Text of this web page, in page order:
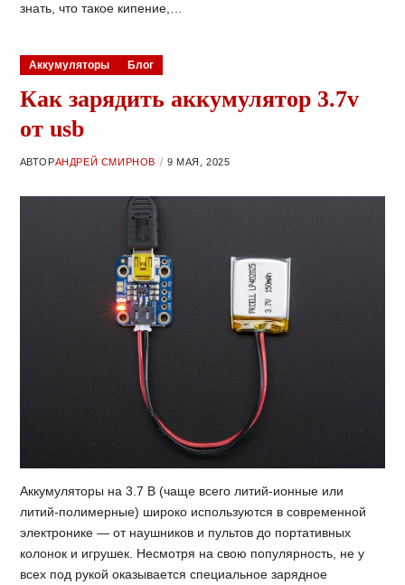
знать, что такое кипение,…
Аккумуляторы Блог
Как зарядить аккумулятор 3.7v
от usb
АВТОРАНДРЕЙ СМИРНОВ 9 МАЯ, 2025
Аккумуляторы на 3.7 В (чаще всего литий-ионные или
литий-полимерные) широко используются в современной
электронике — от наушников и пультов до портативных
колонок и игрушек. Несмотря на свою популярность, не у
всех под рукой оказывается специальное зарядное